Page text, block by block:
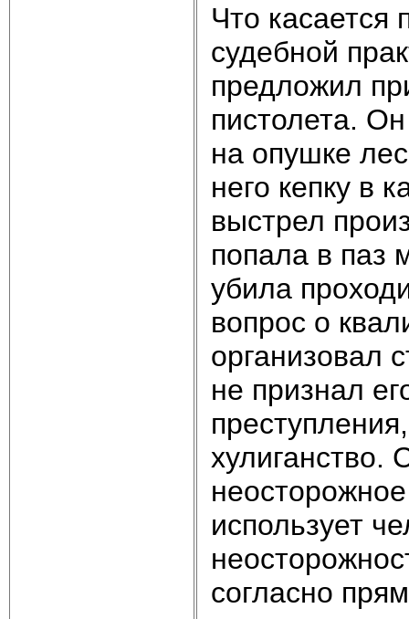
Что касается
судебной
предложил
пистолета.
на опушке
него кепку в
выстрел
попала в паз
убила
вопрос о
организовал
не признал
использует
согласно